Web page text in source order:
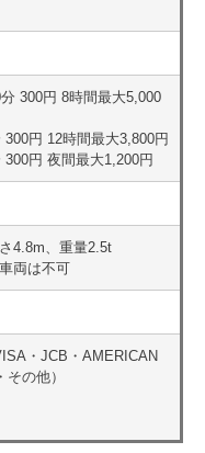
300円 8時間最大5,000
円 12時間最大3,800円
円 夜間最大1,200円
4.8m、重量2.5t
両は不可
・JCB・AMERICAN
の他）